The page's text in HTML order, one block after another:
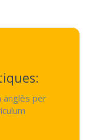
anglès per